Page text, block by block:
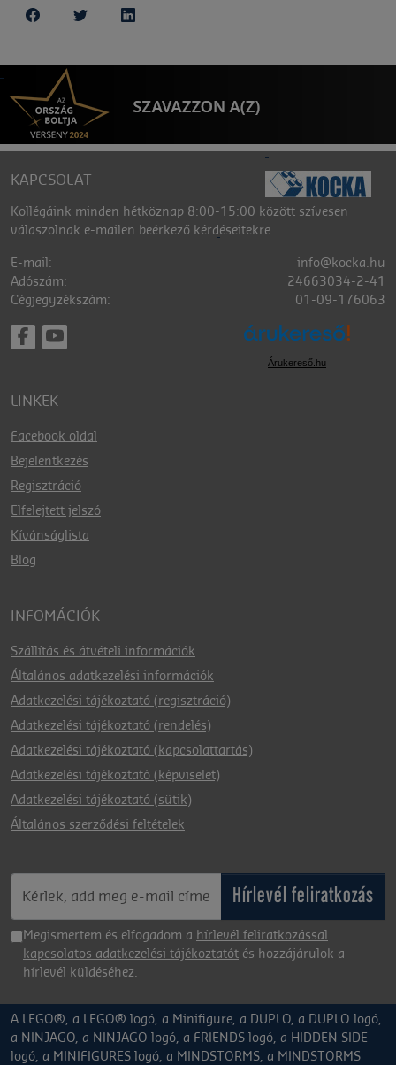
KAPCSOLAT
Kollégáink minden hétköznap 8:00-15:00 között szívesen
válaszolnak e-mailen beérkező kérdéseitekre.
E-mail:
info@kocka.hu
Adószám:
24663034-2-41
Cégjegyzékszám:
01-09-176063
Árukereső.hu
LINKEK
Facebook oldal
Bejelentkezés
Regisztráció
Elfelejtett jelszó
Kívánságlista
Blog
INFOMÁCIÓK
Szállítás és átvételi információk
Általános adatkezelési információk
Adatkezelési tájékoztató (regisztráció)
Adatkezelési tájékoztató (rendelés)
Adatkezelési tájékoztató (kapcsolattartás)
Adatkezelési tájékoztató (képviselet)
Adatkezelési tájékoztató (sütik)
Általános szerződési feltételek
Hírlevél feliratkozás
Megismertem és elfogadom a hírlevél feliratkozással
kapcsolatos adatkezelési tájékoztatót és hozzájárulok a
hírlevél küldéséhez.
A LEGO®, a LEGO® logó, a Minifigure, a DUPLO, a DUPLO logó,
a NINJAGO, a NINJAGO logó, a FRIENDS logó, a HIDDEN SIDE
logó, a MINIFIGURES logó, a MINDSTORMS, a MINDSTORMS